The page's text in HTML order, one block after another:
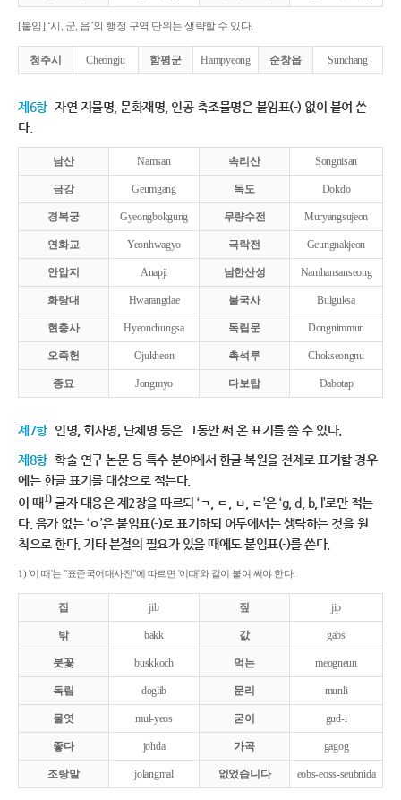
[붙임] ‘시, 군, 읍’의 행정 구역 단위는 생략할 수 있다.
청주시 Cheongju 함평군 Hampyeong 순창읍 Sunchang
제6항 자연 지물명, 문화재명, 인공 축조물명은 붙임표(-) 없이 붙여 쓴
다.
남산 Namsan 속리산 Songnisan
금강 Geumgang 독도 Dokdo
경복궁 Gyeongbokgung 무량수전 Muryangsujeon
연화교 Yeonhwagyo 극락전 Geungnakjeon
안압지 Anapji 남한산성 Namhansanseong
화랑대 Hwarangdae 불국사 Bulguksa
현충사 Hyeonchungsa 독립문 Dongnimmun
오죽헌 Ojukheon 촉석루 Chokseongnu
종묘 Jongmyo 다보탑 Dabotap
제7항 인명, 회사명, 단체명 등은 그동안 써 온 표기를 쓸 수 있다.
제8항 학술 연구 논문 등 특수 분야에서 한글 복원을 전제로 표기할 경우
에는 한글 표기를 대상으로 적는다.
이 때1)글자 대응은 제2장을 따르되 ‘ㄱ, ㄷ, ㅂ, ㄹ’은 ‘g, d, b, l’로만 적는
다. 음가 없는 ‘ㅇ’은 붙임표(-)로 표기하되 어두에서는 생략하는 것을 원
칙으로 한다. 기타 분절의 필요가 있을 때에도 붙임표(-)를 쓴다.
1) '이 때'는 "표준국어대사전"에 따르면 '이때'와 같이 붙여 써야 한다.
집 jib 짚 jip
밖 bakk 값 gabs
붓꽃 buskkoch 먹는 meogneun
독립 doglib 문리 munli
물엿 mul-yeos 굳이 gud-i
좋다 johda 가곡 gagog
조랑말 jolangmal 없었습니다 eobs-eoss-seubnida